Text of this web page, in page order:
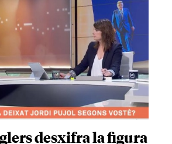
desxifra la figura